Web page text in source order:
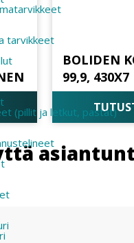
tarvikkeet
(pillit ja letkut, pastat)
BOLIDEN
99,9,